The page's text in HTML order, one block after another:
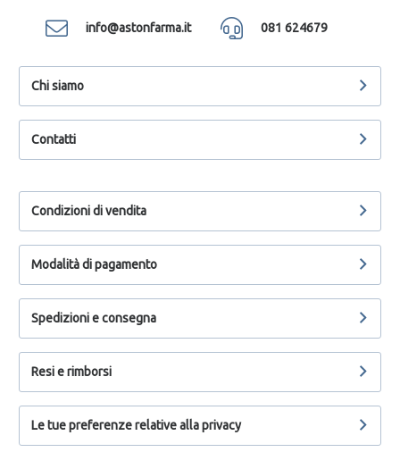
info@astonfarma.it 081 624679
Chi siamo
Contatti
Condizioni di vendita
Modalità di pagamento
Spedizioni e consegna
Resi e rimborsi
Le tue preferenze relative alla privacy